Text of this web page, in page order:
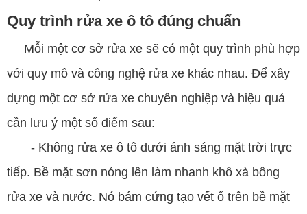
Quy trình rửa xe ô tô đúng chuẩn
Mỗi một cơ sở rửa xe sẽ có một quy trình phù hợp
với quy mô và công nghệ rửa xe khác nhau. Để xây
dựng một cơ sở rửa xe chuyên nghiệp và hiệu quả
cần lưu ý một số điểm sau:
- Không rửa xe ô tô dưới ánh sáng mặt trời trực
tiếp. Bề mặt sơn nóng lên làm nhanh khô xà bông
rửa xe và nước. Nó bám cứng tạo vết ố trên bề mặt